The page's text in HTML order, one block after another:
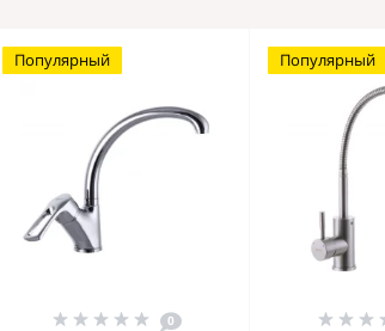
Популярный
0
Популярный